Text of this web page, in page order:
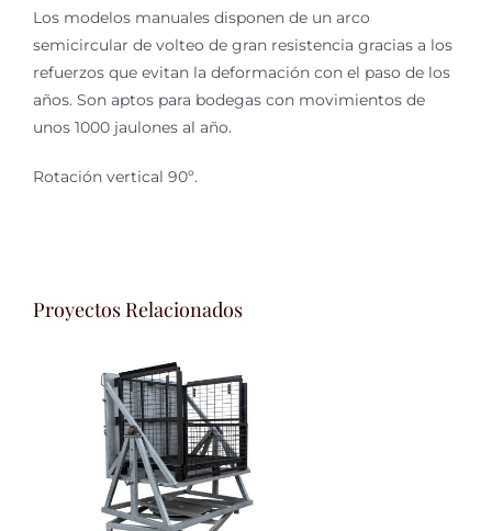
Los modelos manuales disponen de un arco
semicircular de volteo de gran resistencia gracias a los
refuerzos que evitan la deformación con el paso de los
años. Son aptos para bodegas con movimientos de
unos 1000 jaulones al año.
Rotación vertical 90º.
Proyectos Relacionados